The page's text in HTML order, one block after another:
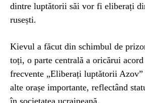
dintre luptătorii săi vor fi eliberați
rusești.
Kievul a făcut din schimbul de
toți, o parte centrală a oricărui
frecvente „Eliberați luptătorii
alte orașe importante, reflectând